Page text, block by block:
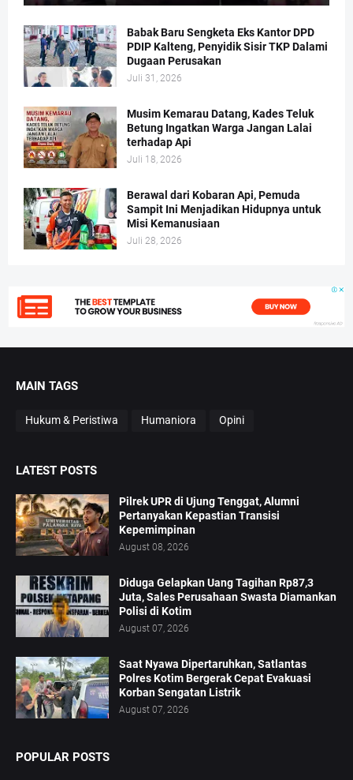
Babak Baru Sengketa Eks Kantor DPD
PDIP Kalteng, Penyidik Sisir TKP Dalami
Dugaan Perusakan
Juli 31, 2026
Musim Kemarau Datang, Kades Teluk
Betung Ingatkan Warga Jangan Lalai
terhadap Api
Juli 18, 2026
Berawal dari Kobaran Api, Pemuda
Sampit Ini Menjadikan Hidupnya untuk
Misi Kemanusiaan
Juli 28, 2026
MAIN TAGS
Hukum & Peristiwa Humaniora Opini
LATEST POSTS
Pilrek UPR di Ujung Tenggat, Alumni
Pertanyakan Kepastian Transisi
Kepemimpinan
August 08, 2026
Diduga Gelapkan Uang Tagihan Rp87,3
Juta, Sales Perusahaan Swasta Diamankan
Polisi di Kotim
August 07, 2026
Saat Nyawa Dipertaruhkan, Satlantas
Polres Kotim Bergerak Cepat Evakuasi
Korban Sengatan Listrik
August 07, 2026
POPULAR POSTS